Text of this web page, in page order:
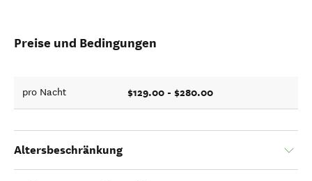
Preise und Bedingungen
pro Nacht $129.00 - $280.00
Altersbeschränkung